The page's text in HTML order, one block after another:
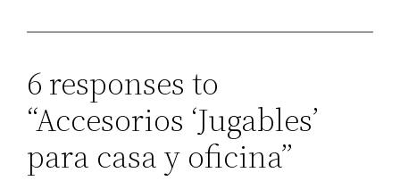
6 responses to
“Accesorios ‘Jugables’
para casa y oficina”